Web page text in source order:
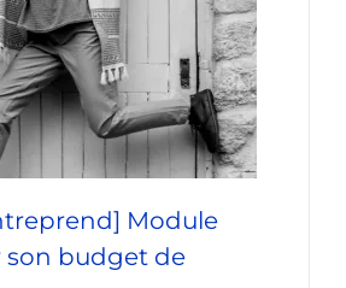
Module
son budget de